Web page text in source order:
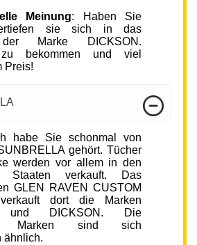
Meinung: Haben Sie
sie sich in das
Marke DICKSON.
zu bekommen und viel
Preis!
habe Sie schonmal von
gehört. Tücher
werden vor allem in den
Staaten verkauft. Das
GLEN RAVEN CUSTOM
dort die Marken
und DICKSON. Die
Marken sind sich
ähnlich.